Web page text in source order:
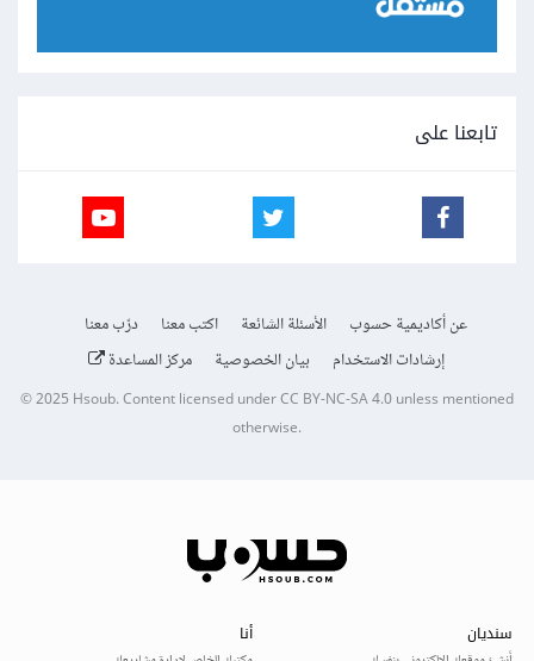
تابعنا على
عن أكاديمية حسوب الأسئلة الشائعة اكتب معنا
درّب معنا
إرشادات الاستخدام
بيان الخصوصية مركز المساعدة
© 2025Hsoub.Content licensed underCC BY-NC-SA 4.0unless mentioned
otherwise.